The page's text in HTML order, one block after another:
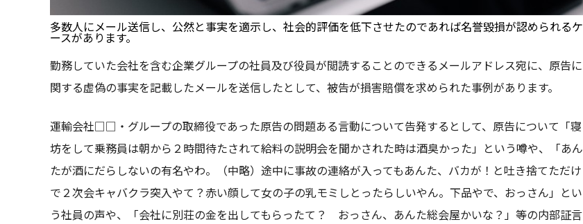
多数人にメール送信し、公然と事実を適示し、社会的評価を低下させたのであれば名誉毀損が認められるケ
ースがあります。
勤務していた会社を含む企業グループの社員及び役員が閲読することのできるメールアドレス宛に、原告に
関する虚偽の事実を記載したメールを送信したとして、被告が損害賠償を求められた事例があります。
運輸会社□□・グループの取締役であった原告の問題ある言動について告発するとして、原告について「寝
坊をして乗務員は朝から２時間待たされて給料の説明会を聞かされた時は酒臭かった」という噂や、「あん
たが酒にだらしないの有名やわ。（中略）途中に事故の連絡が入ってもあんた、バカが！と吐き捨てただけ
で２次会キャバクラ突入やて？赤い顔して女の子の乳モミしとったらしいやん。下品やで、おっさん」とい
う社員の声や、「会社に別荘の金を出してもらったて？ おっさん、あんた総会屋かいな？」等の内部証言